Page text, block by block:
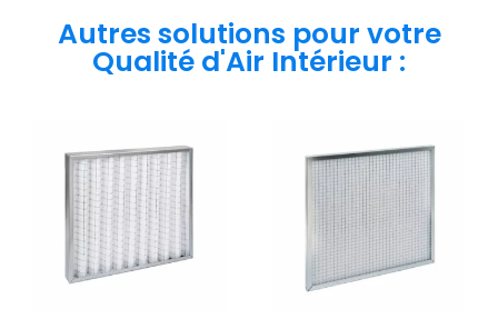
Autres solutions pour votre
Qualité d'Air Intérieur :